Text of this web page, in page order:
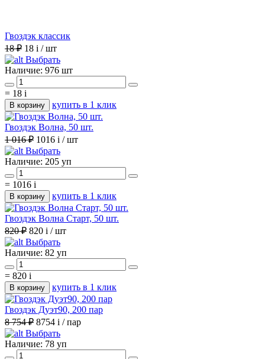
Гвоздэк классик
18 ₽ 18 i / шт
Выбрать
Наличие: 976 шт
= 18 i
В корзину купить в 1 клик
Гвоздэк Волна, 50 шт.
1 016 ₽ 1016 i / шт
Выбрать
Наличие: 205 уп
= 1016 i
В корзину купить в 1 клик
Гвоздэк Волна Старт, 50 шт.
820 ₽ 820 i / шт
Выбрать
Наличие: 82 уп
= 820 i
В корзину купить в 1 клик
Гвоздэк Дуэт90, 200 пар
8 754 ₽ 8754 i / пар
Выбрать
Наличие: 78 уп